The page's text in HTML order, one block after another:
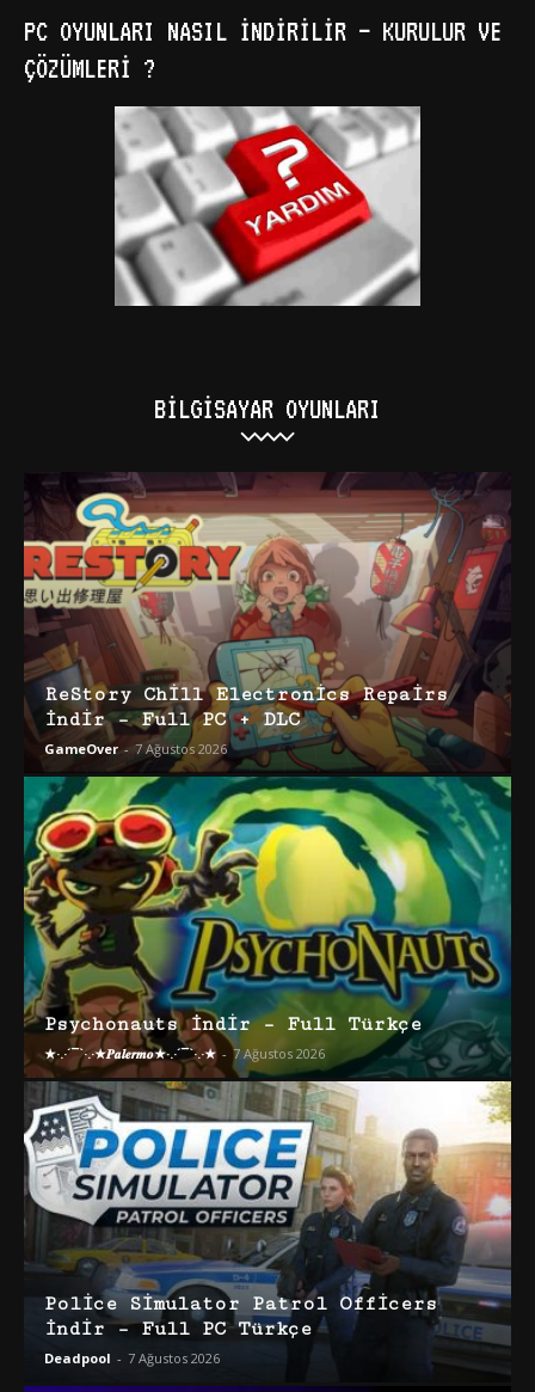
PC OYUNLARI NASIL İNDIRILIR – KURULUR VE
ÇÖZÜMLERI ?
BILGISAYAR OYUNLARI
ReStory Chill Electronics Repairs
İndir – Full PC + DLC
GameOver - 7 Ağustos 2026
Psychonauts İndir – Full Türkçe
★·.·´¯`·.·★𝑷𝒂𝒍𝒆𝒓𝒎𝒐★·.·´¯`·.·★ - 7 Ağustos 2026
Police Simulator Patrol Officers
İndir – Full PC Türkçe
Deadpool - 7 Ağustos 2026